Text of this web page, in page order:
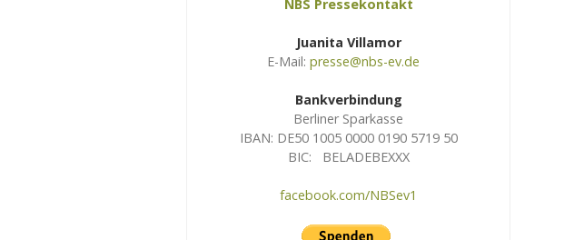
NBS Pressekontakt
Juanita Villamor
E-Mail: presse@nbs-ev.de
Bankverbindung
Berliner Sparkasse
IBAN: DE50 1005 0000 0190 5719 50
BIC: BELADEBEXXX
facebook.com/NBSev1